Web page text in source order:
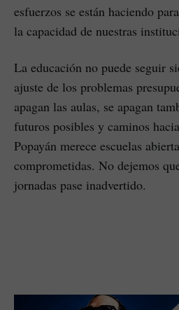
esfuerzos se están haciendo
la capacidad de nuestras
La educación no puede seguir
ajuste de los problemas
apagan las aulas, se apagan
futuros posibles y caminos
Popayán merece escuelas
comprometidas. No dejemos
jornadas pase inadvertido.